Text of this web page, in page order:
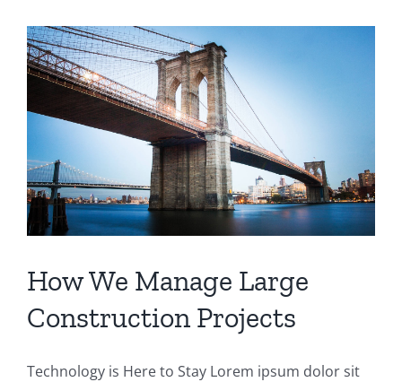
How We Manage Large
Construction Projects
Technology is Here to Stay Lorem ipsum dolor sit